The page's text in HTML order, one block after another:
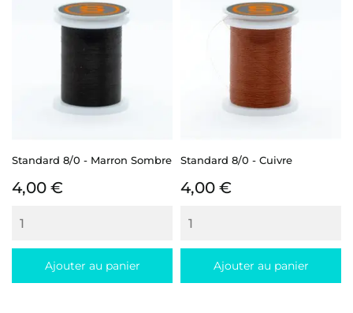
Standard 8/0 - Marron Sombre
Prix
4,00 €
Ajouter au panier
Standard 8/0 - Cuivre
Prix
4,00 €
Ajouter au panier